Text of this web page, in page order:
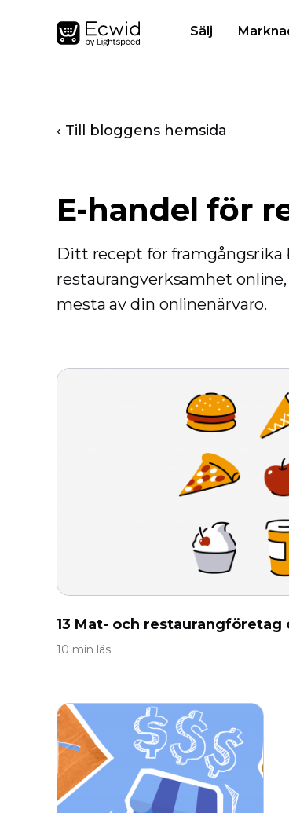
Sälj
‹ Till bloggens hemsida
E-handel för
Ditt recept för framgångsrika
restaurangverksamhet
mesta av din onlinenärvaro.
13 Mat- och restaurangföretag
10 min läs